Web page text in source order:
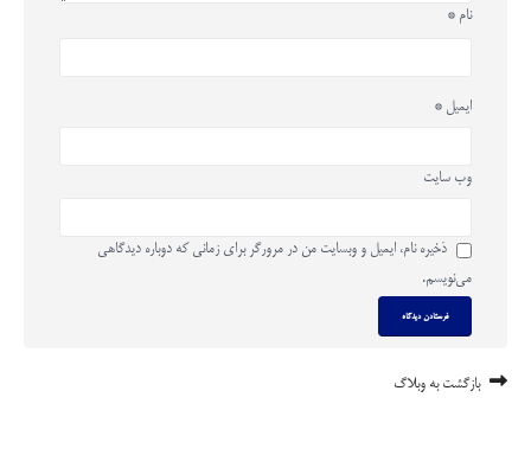
نام *
ایمیل *
وب‌ سایت
ذخیره نام، ایمیل و وبسایت من در مرورگر برای زمانی که دوباره دیدگاهی
می‌نویسم.
بازگشت به وبلاگ